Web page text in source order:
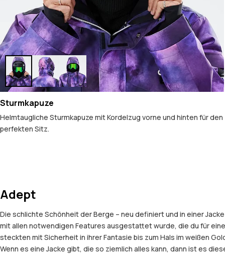
Sturmkapuze
Helmtaugliche Sturmkapuze mit Kordelzug vorne und hinten für den
perfekten Sitz.
Adept
Die schlichte Schönheit der Berge – neu definiert und in einer
mit allen notwendigen Features ausgestattet wurde, die du für
steckten mit Sicherheit in ihrer Fantasie bis zum Hals im weißen
Wenn es eine Jacke gibt, die so ziemlich alles kann, dann ist es